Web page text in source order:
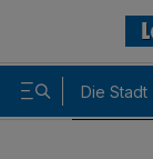
Die Stadt